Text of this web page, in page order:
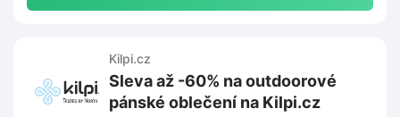
Kilpi.cz
Sleva až -60% na outdoorové
pánské oblečení na Kilpi.cz